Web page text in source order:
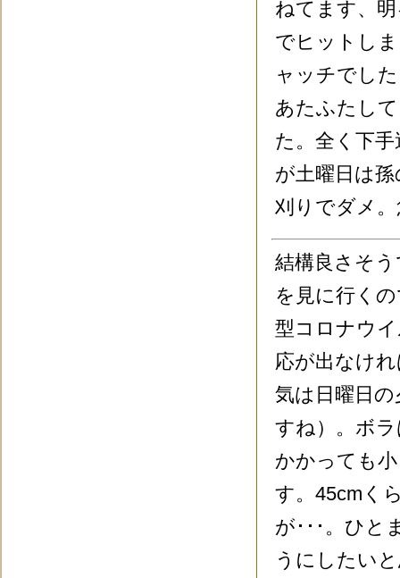
ねてます、
でヒットし
ャッチでし
あたふたし
た。全く下
が土曜日は
刈りでダメ
結構良さそ
を見に行く
型コロナウ
応が出なけ
気は日曜日
すね）。ボ
かかっても
す。45cmく
が･･･。ひと
うにしたい